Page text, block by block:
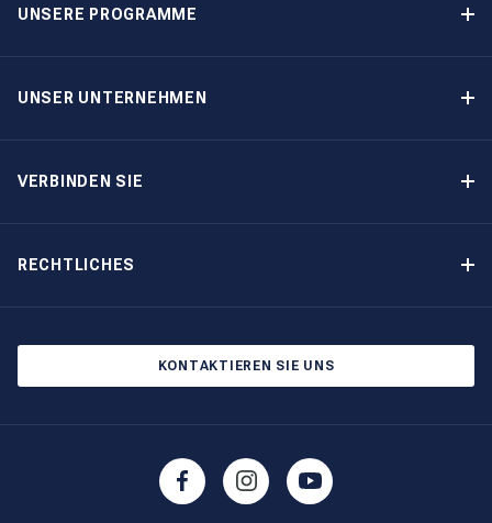
UNSERE PROGRAMME
UNSER UNTERNEHMEN
VERBINDEN SIE
RECHTLICHES
KONTAKTIEREN SIE UNS